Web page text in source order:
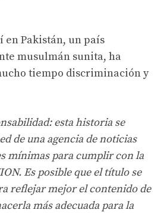
en Pakistán, un país
musulmán sunita, ha
tiempo discriminación y
esta historia se
de una agencia de noticias
mínimas para cumplir con la
Es posible que el título se
reflejar mejor el contenido de
más adecuada para la